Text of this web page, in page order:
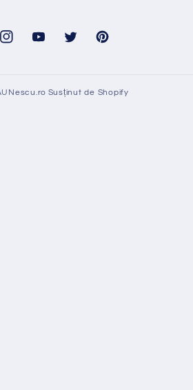
InstagramYouTubeTwitter Pinterest
Susținut de Shopify